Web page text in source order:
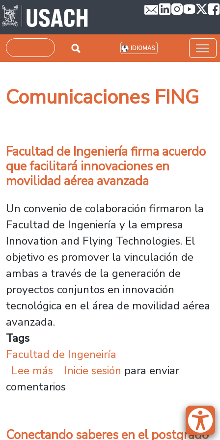
Pasar al contenido principal
Buscar IDIOMAS
Comunicaciones FING
Facultad de Ingeniería firma acuerdo
que facilitará innovaciones en
movilidad aérea avanzada
Un convenio de colaboración firmaron la
Facultad de Ingeniería y la empresa
Innovation and Flying Technologies. El
objetivo es promover la vinculación de
ambas a través de la generación de
proyectos conjuntos en innovación
tecnológica en el área de movilidad aérea
avanzada.
Tags
Facultad de Ingeneiría
Lee más sobre Facultad de Ingeniería
Inicie sesión para enviar
comentarios
Conectando saberes en el postgrado